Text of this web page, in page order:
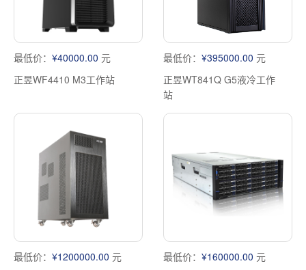
最低价： ¥40000.00 元
正昱WF4410 M3工作站
最低价： ¥395000.00 元
正昱WT841Q G5液冷工作
站
最低价： ¥1200000.00 元
最低价： ¥160000.00 元